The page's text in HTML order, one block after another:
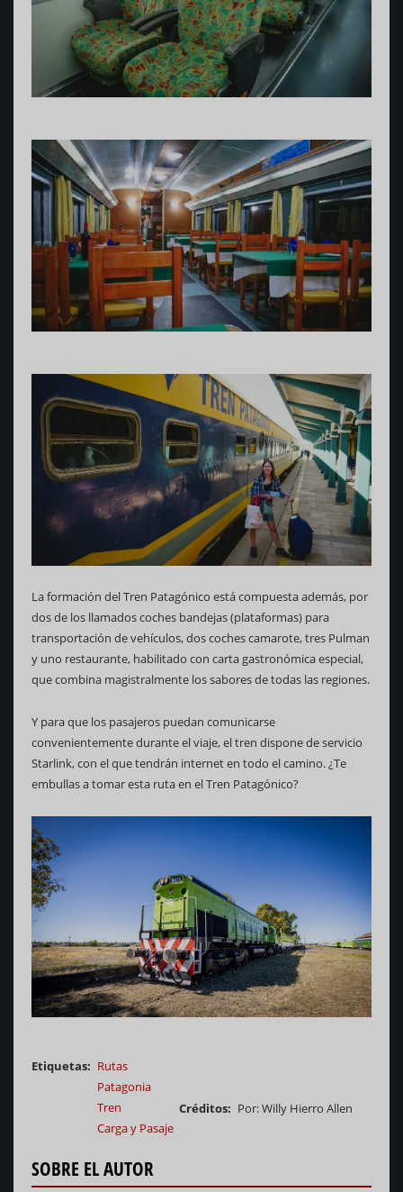
La formación del Tren Patagónico está compuesta además, por
dos de los llamados coches bandejas (plataformas) para
transportación de vehículos, dos coches camarote, tres Pulman
y uno restaurante, habilitado con carta gastronómica especial,
que combina magistralmente los sabores de todas las regiones.
Y para que los pasajeros puedan comunicarse
convenientemente durante el viaje, el tren dispone de servicio
Starlink, con el que tendrán internet en todo el camino. ¿Te
embullas a tomar esta ruta en el Tren Patagónico?
Etiquetas
Rutas
Patagonia
Tren
Carga y Pasaje
Créditos Por: Willy Hierro Allen
SOBRE EL AUTOR